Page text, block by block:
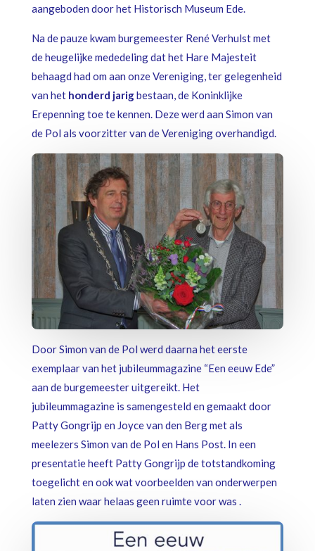
aangeboden door het Historisch Museum Ede.
Na de pauze kwam burgemeester René Verhulst met
de heugelijke mededeling dat het Hare Majesteit
behaagd had om aan onze Vereniging, ter gelegenheid
van het honderd jarigbestaan, de Koninklijke
Erepenning toe te kennen. Deze werd aan Simon van
de Pol als voorzitter van de Vereniging overhandigd.
Door Simon van de Pol werd daarna het eerste
exemplaar van het jubileummagazine “Een eeuw Ede”
aan de burgemeester uitgereikt. Het
jubileummagazine is samengesteld en gemaakt door
Patty Gongrijp en Joyce van den Berg met als
meelezers Simon van de Pol en Hans Post. In een
presentatie heeft Patty Gongrijp de totstandkoming
toegelicht en ook wat voorbeelden van onderwerpen
laten zien waar helaas geen ruimte voor was .